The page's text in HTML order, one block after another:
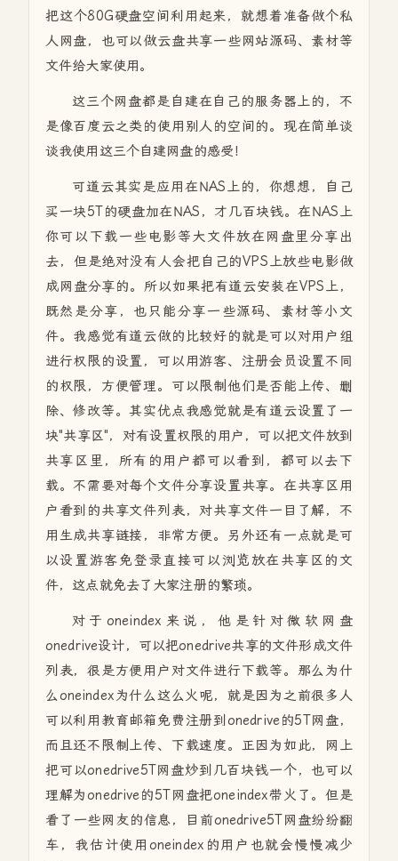
把这个80G硬盘空间利用起来，就想着准备做个私
人网盘，也可以做云盘共享一些网站源码、素材等
文件给大家使用。
这三个网盘都是自建在自己的服务器上的，不
是像百度云之类的使用别人的空间的。现在简单谈
谈我使用这三个自建网盘的感受！
可道云其实是应用在NAS上的，你想想，自己
买一块5T的硬盘加在NAS，才几百块钱。在NAS上
你可以下载一些电影等大文件放在网盘里分享出
去，但是绝对没有人会把自己的VPS上放些电影做
成网盘分享的。所以如果把有道云安装在VPS上，
既然是分享，也只能分享一些源码、素材等小文
件。我感觉有道云做的比较好的就是可以对用户组
进行权限的设置，可以用游客、注册会员设置不同
的权限，方便管理。可以限制他们是否能上传、删
除、修改等。其实优点我感觉就是有道云设置了一
块"共享区"，对有设置权限的用户，可以把文件放到
共享区里，所有的用户都可以看到，都可以去下
载。不需要对每个文件分享设置共享。在共享区用
户看到的共享文件列表，对共享文件一目了解，不
用生成共享链接，非常方便。另外还有一点就是可
以设置游客免登录直接可以浏览放在共享区的文
件，这点就免去了大家注册的繁琐。
对于oneindex来说，他是针对微软网盘
onedrive设计，可以把onedrive共享的文件形成文件
列表，很是方便用户对文件进行下载等。那么为什
么oneindex为什么这么火呢，就是因为之前很多人
可以利用教育邮箱免费注册到onedrive的5T网盘，
而且还不限制上传、下载速度。正因为如此，网上
把可以onedrive5T网盘炒到几百块钱一个，也可以
理解为onedrive的5T网盘把oneindex带火了。但是
看了一些网友的信息，目前onedrive5T网盘纷纷翻
车，我估计使用oneindex的用户也就会慢慢减少